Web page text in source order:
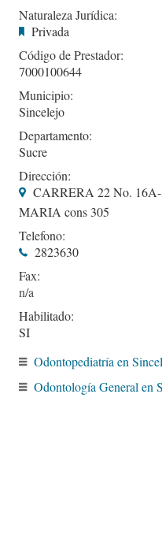
Naturaleza Jurídica:
Privada
Código de Prestador:
7000100644
Municipio:
Sincelejo
Departamento:
Sucre
Dirección:
CARRERA 22 No.
MARIA cons 305
Telefono:
2823630
Fax:
Habilitado:
SI
Odontopediatría en
Odontología General en